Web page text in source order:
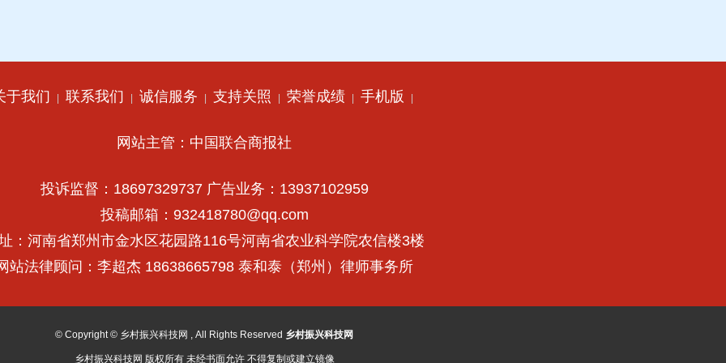
于我们 联系我们 诚信服务 支持关照 荣誉成绩 手机版
网站主管：中国联合商报社
投诉监督：18697329737 广告业务：13937102959
投稿邮箱：932418780@qq.com
：河南省郑州市金水区花园路116号河南省农业科学院农信楼3楼
站法律顾问：李超杰 18638665798 泰和泰（郑州）律师事务所
© Copyright © 乡村振兴科技网 , All Rights Reserved 乡村振兴科技网
乡村振兴科技网 版权所有 未经书面允许 不得复制或建立镜像